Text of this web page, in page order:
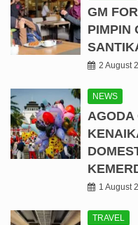
GM
PIMPIN
2 August
NEWS
AGODA
1 August
TRAVEL